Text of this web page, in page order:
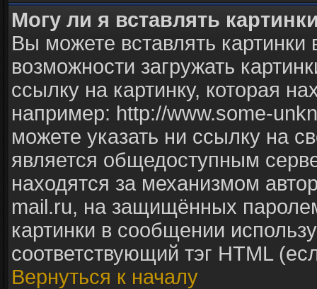
Могу ли я вставлять
Вы можете вставлять
возможности загружать
ссылку на картинку, которая
например: http://www.some-
можете указать ни ссылку на
является общедоступным
находятся за механизмом
mail.ru, на защищённых
картинки в сообщении
соответствующий тэг HTML
Вернуться к началу